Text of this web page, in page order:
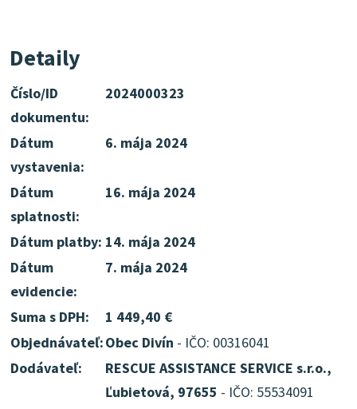
Detaily
Číslo/ID
dokumentu:
2024000323
Dátum
vystavenia:
6. mája 2024
Dátum
splatnosti:
16. mája 2024
Dátum platby: 14. mája 2024
Dátum
evidencie:
7. mája 2024
Suma s DPH:
1 449,40 €
Objednávateľ:Obec Divín - IČO: 00316041
Dodávateľ:
RESCUE ASSISTANCE SERVICE s.r.o.,
Ľubietová, 97655 - IČO: 55534091